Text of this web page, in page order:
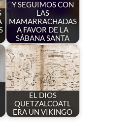
Y SEGUIMOS CON
LAS
MAMARRACHADAS
A FAVOR DE LA
SÁBANA SANTA
EL DIOS
QUETZALCOATL
ERA UN VIKINGO